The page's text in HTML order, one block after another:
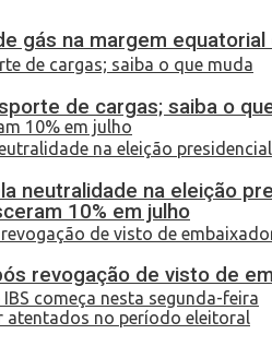
gás na margem equatorial
10% em julho
de cargas; saiba o
neutralidade na eleição
revogação de visto de